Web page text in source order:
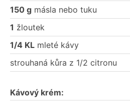
150 g másla nebo tuku
1 žloutek
1/4 KL mleté kávy
strouhaná kůra z 1/2 citronu
Kávový krém: